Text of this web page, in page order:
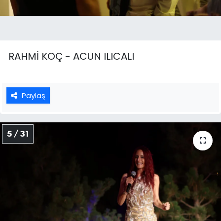
RAHMİ KOÇ - ACUN ILICALI
Paylaş
5 / 31